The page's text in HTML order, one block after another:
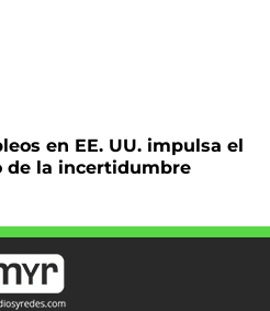
en EE. UU. impulsa el
de la incertidumbre